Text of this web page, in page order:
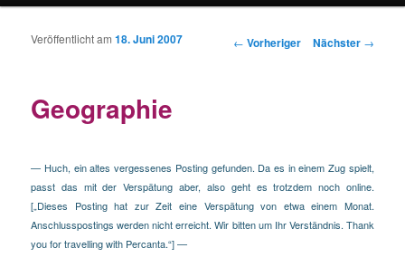
Beitragsnavigation
← Vorheriger Nächster →
Geographie
Veröffentlicht am18. Juni 2007
— Huch, ein altes vergessenes Posting gefunden. Da es in einem Zug spielt,
passt das mit der Verspätung aber, also geht es trotzdem noch online.
[„Dieses Posting hat zur Zeit eine Verspätung von etwa einem Monat.
Anschlusspostings werden nicht erreicht. Wir bitten um Ihr Verständnis. Thank
you for travelling with Percanta.“] —